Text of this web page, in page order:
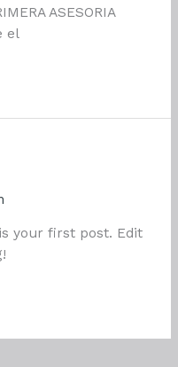
ASESORIA
el
your first post. Edit